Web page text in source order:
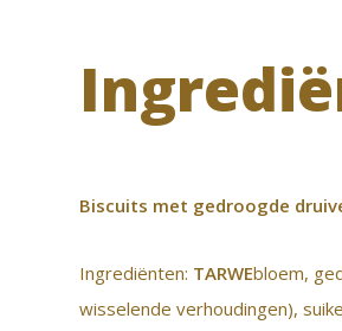
Biscuits met gedroogde
Ingrediënten: TARWEbloem,
wisselende verhoudingen),